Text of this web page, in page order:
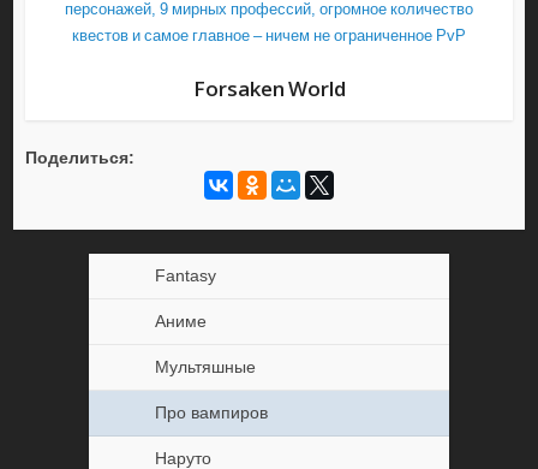
персонажей, 9 мирных профессий, огромное количество
квестов и самое главное – ничем не ограниченное PvP
Forsaken World
Поделиться:
Fantasy
Аниме
Мультяшные
Про вампиров
Наруто